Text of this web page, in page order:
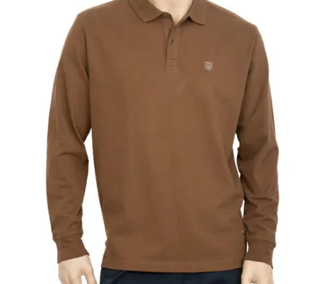
Εσώρουχα
Είδη Παρέλασης
Σχετικά με εμάς
Καλάθι
ENGLISH English